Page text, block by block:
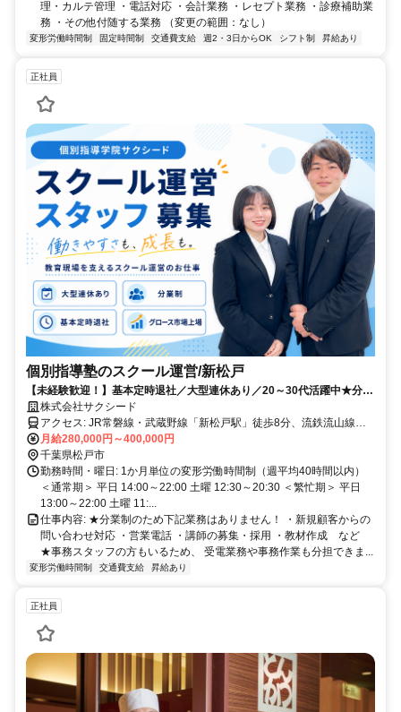
理・カルテ管理 ・電話対応 ・会計業務 ・レセプト業務 ・診療補助業
務 ・その他付随する業務 （変更の範囲：なし）
変形労働時間制 固定時間制 交通費支給 週2・3日からOK シフト制 昇給あり
正社員
個別指導塾のスクール運営/新松戸
【未経験歓迎！】基本定時退社／大型連休あり／20～30代活躍中★分業
制＆事務スタッフのサポートで、子どもたち一人ひとりへの対応やスク
ール運営にしっかり集中できる！
株式会社サクシード
アクセス: JR常磐線・武蔵野線「新松戸駅」徒歩8分、流鉄流山線
「幸谷駅」徒歩8分
月給280,000円～400,000円
千葉県松戸市
勤務時間・曜日: 1か月単位の変形労働時間制（週平均40時間以内） ㅤ
＜通常期＞ 平日 14:00～22:00 土曜 12:30～20:30 ＜繁忙期＞ 平日
13:00～22:00 土曜 11:...
仕事内容: ★分業制のため下記業務はありません！ ・新規顧客からの
問い合わせ対応 ・営業電話 ・講師の募集・採用 ・教材作成 など ㅤ
★事務スタッフの方もいるため、 受電業務や事務作業も分担できま...
変形労働時間制 交通費支給 昇給あり
正社員